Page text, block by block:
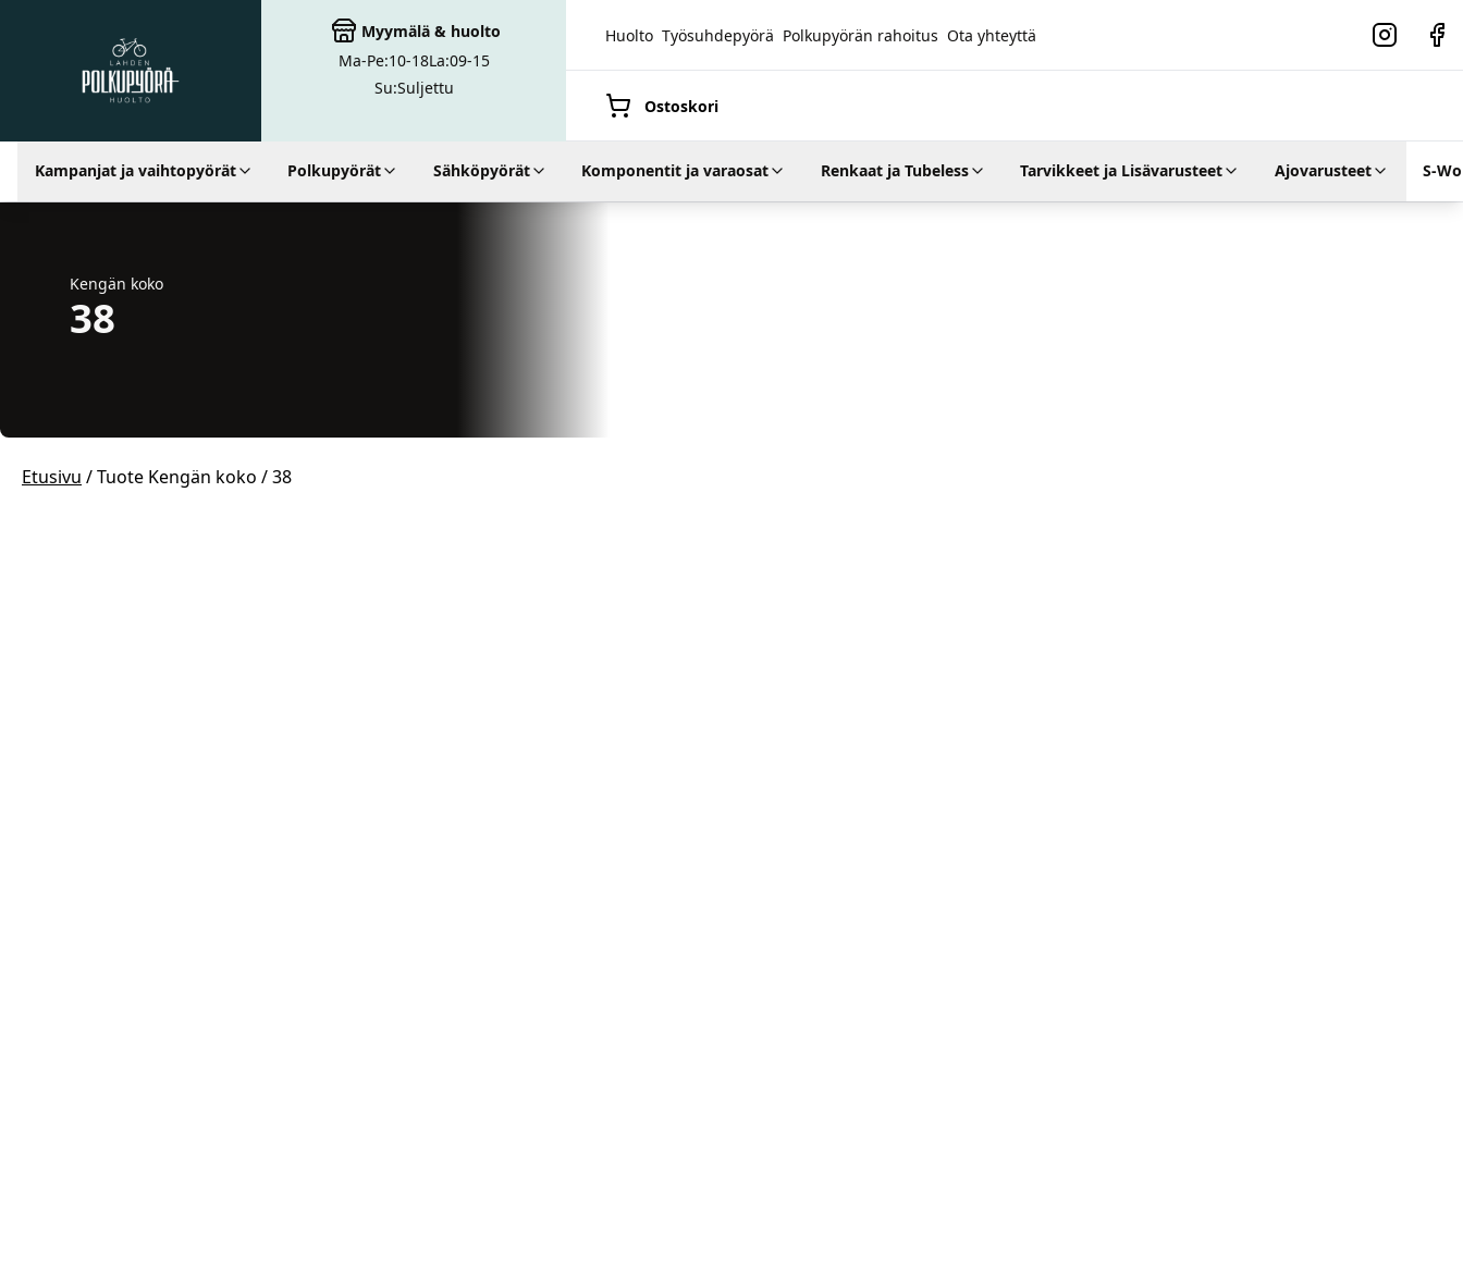
Lahden Polkupyörähuolto - etusivulle
Myymälä & huolto
Ma-Pe:10-18La:09-15
Su:Suljettu
Huolto Työsuhdepyörä Polkupyörän rahoitus Ota yhteyttä Instagram
Ostoskori
Kampanjat ja vaihtopyörät Polkupyörät Sähköpyörät Komponentit ja varaosat Renkaat ja Tubeless Tarvikkeet ja Lisävarusteet Ajovarusteet S-
Kengän koko
38
Etusivu / Tuote Kengän koko / 38